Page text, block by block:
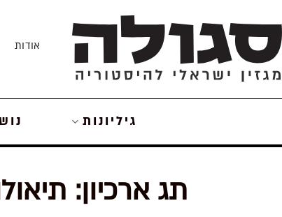
to
content
אודות
גיליונות
תג ארכיון: